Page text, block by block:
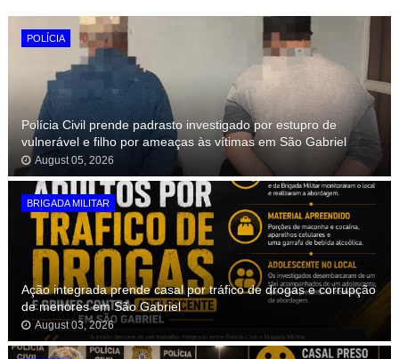
POLÍCIA
Polícia Civil prende padrasto investigado por estupro de
vulnerável e filho por ameaças às vítimas em São Gabriel
August 05, 2026
BRIGADA MILITAR
Ação integrada prende casal por tráfico de drogas e corrupção
de menores em São Gabriel
August 03, 2026